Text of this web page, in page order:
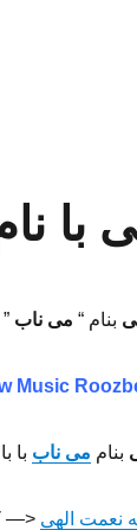
دیگه تمومه”
با
بنام “ می ناب
Music
بنام می ناب با
نعمت الهى <—